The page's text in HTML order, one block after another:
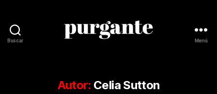
Buscar Menú
Autor: Celia Sutton